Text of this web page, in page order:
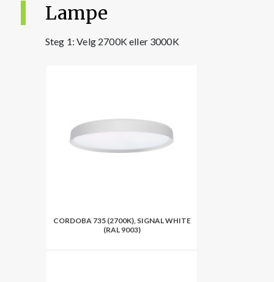
Lampe
Steg 1: Velg 2700K eller 3000K
CORDOBA 735 (2700K), SIGNAL WHITE
(RAL 9003)